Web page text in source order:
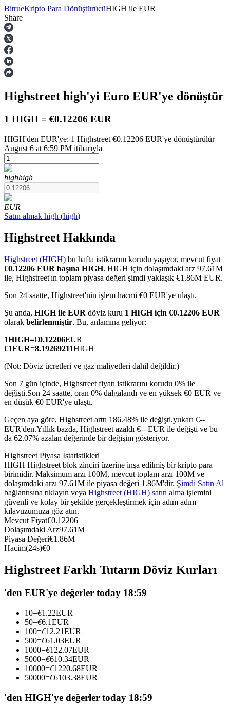
Vadeli İşlemler
USDT Vadeli İşlemleri
COIN-M Vadeli İşlemleri
Kripto Para Vadeli İşlemleri
Hisse senetleri, döviz, değerli metaller ve emtia türevleri
USDC Vadeli İşlemleri
USDC'yi teminat olarak kullanan vadeli işlemler
Kopya Ticaret
En iyi traderlarla güçlerinizi birleştirin
Kopya Tüccarı Olun
BitrueKripto Para DönüştürücüHIGH ile EUR
Share
Highstreet high'yi Euro EUR'ye dönüştür
1 HIGH = €0.12206 EUR
HIGH'den EUR'ye: 1 Highstreet €0.12206 EUR'ye dönüştürülür
August 6 at 6:59 PM itibarıyla
highhigh
EUR
Satın almak high (high)
Highstreet Hakkında
Highstreet (HIGH) bu hafta istikrarını korudu yaşıyor, mevcut fiyat
€0.12206 EUR başına HIGH. HIGH için dolaşımdaki arz 97.61M
ile, Highstreet'ın toplam piyasa değeri şimdi yaklaşık €1.86M EUR.
Son 24 saatte, Highstreet'nin işlem hacmi €0 EUR'ye ulaştı.
Şu anda, HIGH ile EUR döviz kuru 1 HIGH için €0.12206 EUR
olarak belirlenmiştir. Bu, anlamına geliyor:
1HIGH=€0.12206EUR
€1EUR=8.19269211HIGH
(Not: Döviz ücretleri ve gaz maliyetleri dahil değildir.)
Son 7 gün içinde, Highstreet fiyatı istikrarını korudu 0% ile
değişti.Son 24 saatte, oran 0% dalgalandı ve en yüksek €0 EUR ve
en düşük €0 EUR'ye ulaştı.
Geçen aya göre, Highstreet arttı 186.48% ile değişti.yukarı €--
EUR'den.Yıllık bazda, Highstreet azaldı €-- EUR ile değişti ve bu
da 62.07% azalan değerinde bir değişim gösteriyor.
Highstreet Piyasa İstatistikleri
HIGH Highstreet blok zinciri üzerine inşa edilmiş bir kripto para
birimidir. Maksimum arzı 100M, mevcut toplam arzı 100M ve
dolaşımdaki arzı 97.61M ile piyasa değeri 1.86M'dir. Şimdi Satın Al
bağlantısına tıklayın veya Highstreet (HIGH) satın alma işlemini
güvenli ve kolay bir şekilde gerçekleştirmek için adım adım
kılavuzumuza göz atın.
Mevcut Fiyat€0.12206
Dolaşımdaki Arz97.61M
Piyasa Değeri€1.86M
Hacim(24s)€0
Highstreet Farklı Tutarın Döviz Kurları
'den EUR'ye değerler today 18:59
10=€1.22EUR
50=€6.1EUR
100=€12.21EUR
500=€61.03EUR
1000=€122.07EUR
5000=€610.34EUR
10000=€1220.68EUR
50000=€6103.38EUR
'den HIGH'ye değerler today 18:59